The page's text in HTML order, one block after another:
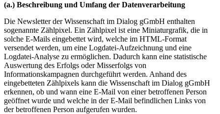
(a.) Beschreibung und Umfang der Datenverarbeitung
Die Newsletter der Wissenschaft im Dialog gGmbH enthalten
sogenannte Zählpixel. Ein Zählpixel ist eine Miniaturgrafik, die in
solche E-Mails eingebettet wird, welche im HTML-Format
versendet werden, um eine Logdatei-Aufzeichnung und eine
Logdatei-Analyse zu ermöglichen. Dadurch kann eine statistische
Auswertung des Erfolgs oder Misserfolgs von
Informationskampagnen durchgeführt werden. Anhand des
eingebetteten Zählpixels kann die Wissenschaft im Dialog gGmbH
erkennen, ob und wann eine E-Mail von einer betroffenen Person
geöffnet wurde und welche in der E-Mail befindlichen Links von
der betroffenen Person aufgerufen wurden.